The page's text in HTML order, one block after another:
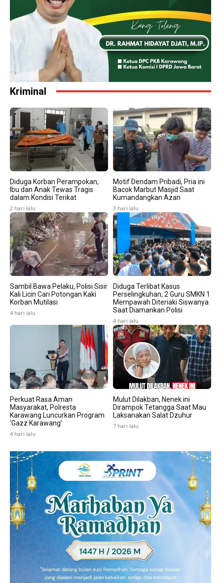
Kriminal
Diduga Korban Perampokan,
Ibu dan Anak Tewas Tragis
dalam Kondisi Terikat
2 hari lalu
Motif Dendam Pribadi, Pria ini
Bacok Marbut Masjid Saat
Kumandangkan Azan
3 hari lalu
Sambil Bawa Pelaku, Polisi Sisir
Kali Licin Cari Potongan Kaki
Korban Mutilasi
4 hari lalu
Diduga Terlibat Kasus
Perselingkuhan, 2 Guru SMKN 1
Mempawah Diteriaki Siswanya
Saat Diamankan Polisi
4 hari lalu
Perkuat Rasa Aman
Masyarakat, Polresta
Karawang Luncurkan Program
‘Gazz Karawang’
4 hari lalu
Mulut Dilakban, Nenek ini
Dirampok Tetangga Saat Mau
Laksanakan Salat Dzuhur
7 hari lalu